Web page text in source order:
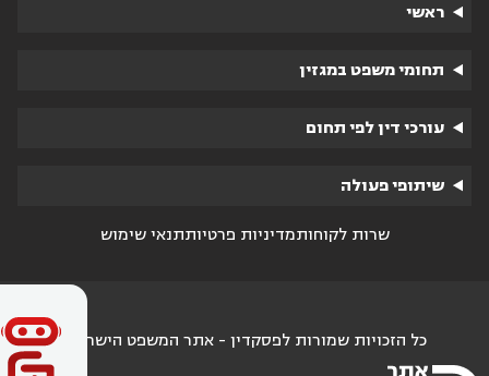
ראשי
תחומי משפט במגזין
עורכי דין לפי תחום
שיתופי פעולה
שרות לקוחותמדיניות פרטיותתנאי שימוש
כל הזכויות שמורות לפסקדין - אתר המשפט הישראלי